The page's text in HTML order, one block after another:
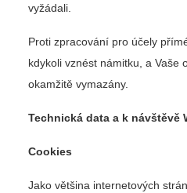
vyžádali.
Proti zpracování pro účely
kdykoli vznést námitku, a Vaše
okamžitě vymazány.
Technická data a k návštěvě
Cookies
Jako většina internetových